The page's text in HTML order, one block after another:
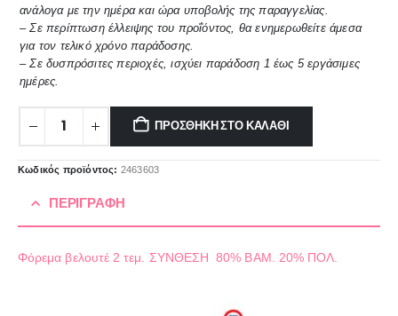
ανάλογα με την ημέρα και ώρα υποβολής της παραγγελίας.
– Σε περίπτωση έλλειψης του προΐόντος, θα ενημερωθείτε άμεσα
για τον τελικό χρόνο παράδοσης.
– Σε δυσπρόσιτες περιοχές, ισχύει παράδοση 1 έως 5 εργάσιμες
ημέρες.
ΠΡΟΣΘΉΚΗ ΣΤΟ ΚΑΛΆΘΙ
Κωδικός προϊόντος: 2463603
ΠΕΡΙΓΡΑΦΉ
Φόρεμα βελουτέ 2 τεμ. ΣΥΝΘΕΣΗ 80% ΒΑΜ. 20% ΠΟΛ.